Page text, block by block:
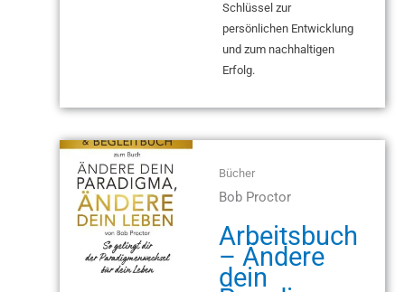
Schlüssel zur
persönlichen Entwicklung
und zum nachhaltigen
Erfolg.
Bücher
Bob Proctor
Arbeitsbuch
– Ändere
dein